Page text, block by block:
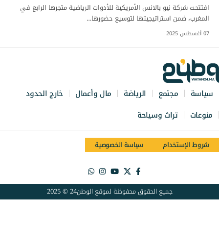
افتتحت شركة نيو بالانس الأمريكية للأدوات الرياضية متجرها الرابع في
المغرب، ضمن استراتيجيتها لتوسيع حضورها…
07 أغسطس 2025
سياسة مجتمع الرياضة مال وأعمال
خارج الحدود
منوعات
تراث وسياحة
شروط الإستخدام سياسة الخصوصية
جميع الحقوق محفوظة لموقع الوطن24 © 2025